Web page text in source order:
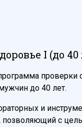
I (до 40
проверки
до 40 лет.
и
позволяющий с